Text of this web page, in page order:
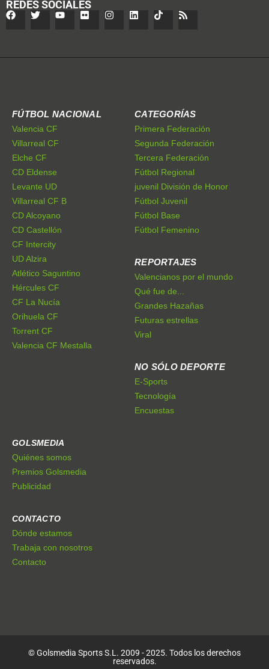
REDES SOCIALES
FÚTBOL NACIONAL
Valencia CF
Villarreal CF
Elche CF
CD Eldense
Levante UD
Villarreal CF B
CD Alcoyano
CD Castellón
CF Intercity
UD Alzira
Atlético Saguntino
Hércules CF
CF La Nucía
Orihuela CF
Torrent CF
Valencia CF Mestalla
CATEGORÍAS
Primera Federación
Segunda Federación
Tercera Federación
Fútbol Regional
juvenil División de Honor
Fútbol Juvenil
Fútbol Base
Fútbol Femenino
REPORTAJES
Valencianos por el mundo
Qué fue de...
Grandes Hazañas
Futuras estrellas
Viral
NO SÓLO DEPORTE
E-Sports
Tecnología
Encuestas
GOLSMEDIA
Quiénes somos
Premios Golsmedia
Publicidad
CONTACTO
Dónde estamos
Trabaja con nosotros
Contacto
© Golsmedia Sports S.L. 2009 - 2025. Todos los derechos
reservados.